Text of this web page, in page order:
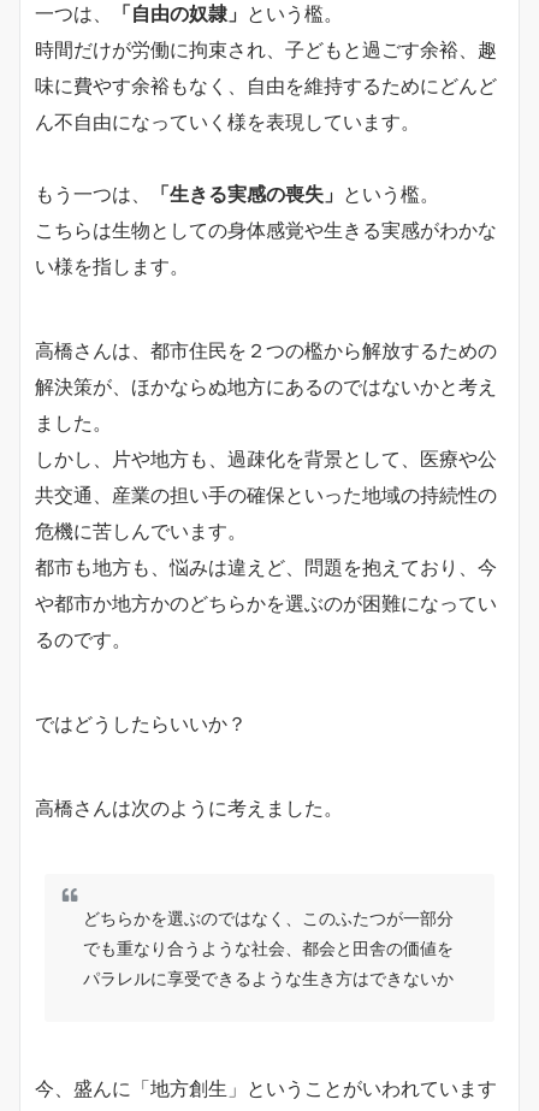
一つは、 「自由の奴隷」 という檻。
時間だけが労働に拘束され、子どもと過ごす余裕、趣
味に費やす余裕もなく、自由を維持するためにどんど
ん不自由になっていく様を表現しています。
もう一つは、 「生きる実感の喪失」 という檻。
こちらは生物としての身体感覚や生きる実感がわかな
い様を指します。
高橋さんは、都市住民を２つの檻から解放するための
解決策が、ほかならぬ地方にあるのではないかと考え
ました。
しかし、片や地方も、過疎化を背景として、医療や公
共交通、産業の担い手の確保といった地域の持続性の
危機に苦しんでいます。
都市も地方も、悩みは違えど、問題を抱えており、今
や都市か地方かのどちらかを選ぶのが困難になってい
るのです。
ではどうしたらいいか？
高橋さんは次のように考えました。
どちらかを選ぶのではなく、このふたつが一部分
でも重なり合うような社会、都会と田舎の価値を
パラレルに享受できるような生き方はできないか
今、盛んに「地方創生」ということがいわれています